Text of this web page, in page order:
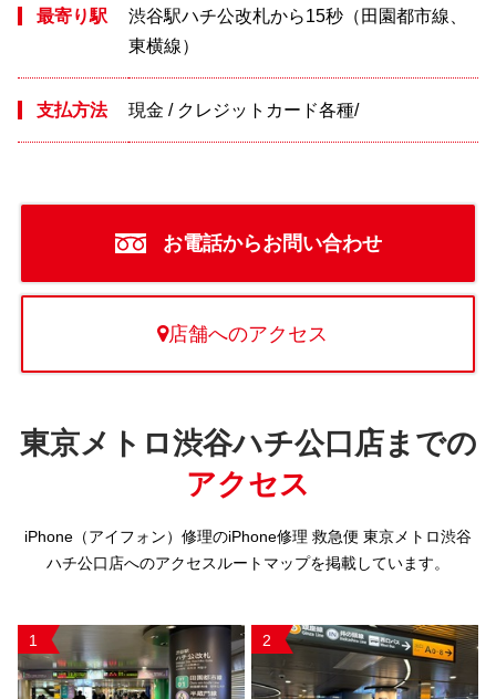
最寄り駅
渋谷駅ハチ公改札から15秒（田園都市線、
東横線）
支払方法 現金 / クレジットカード各種/
お電話からお問い合わせ
店舗へのアクセス
東京メトロ渋谷ハチ公口店までの
アクセス
iPhone（アイフォン）修理のiPhone修理 救急便 東京メトロ渋谷
ハチ公口店へのアクセスルートマップを掲載しています。
1 2